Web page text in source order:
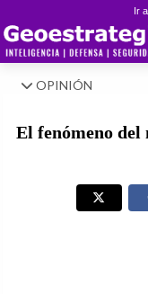
Ir
OPINIÓN
El fenómeno